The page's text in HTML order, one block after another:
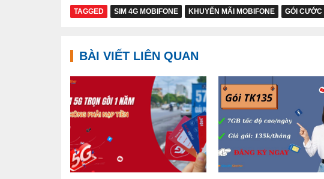
TAGGED SIM 4G MOBIFONE KHUYẾN MÃI MOBIFONE GÓI
BÀI VIẾT LIÊN QUAN